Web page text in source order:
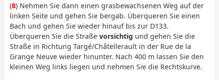
(8) Nehmen Sie dann einen grasbewachsenen Weg auf der
linken Seite und gehen Sie bergab. Überqueren Sie einen
Bach und gehen Sie wieder hinauf bis zur D133.
Überqueren Sie die Straße vorsichtig und gehen Sie die
Straße in Richtung Targé/Châtellerault in der Rue de la
Grange Neuve wieder hinunter. Nach 400 m lassen Sie den
kleinen Weg links liegen und nehmen Sie die Rechtskurve.